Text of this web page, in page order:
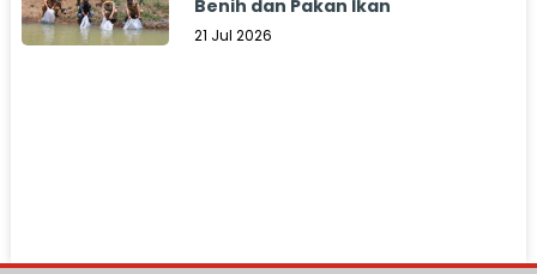
Benih dan Pakan Ikan
21 Jul 2026